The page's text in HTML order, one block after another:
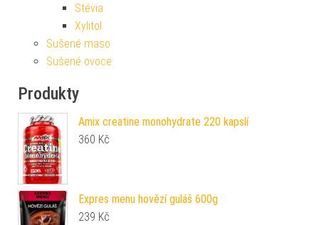
Stévia
Xylitol
Sušené maso
Sušené ovoce
Produkty
Amix creatine monohydrate 220 kapslí
360 Kč
Expres menu hovězí guláš 600g
239 Kč